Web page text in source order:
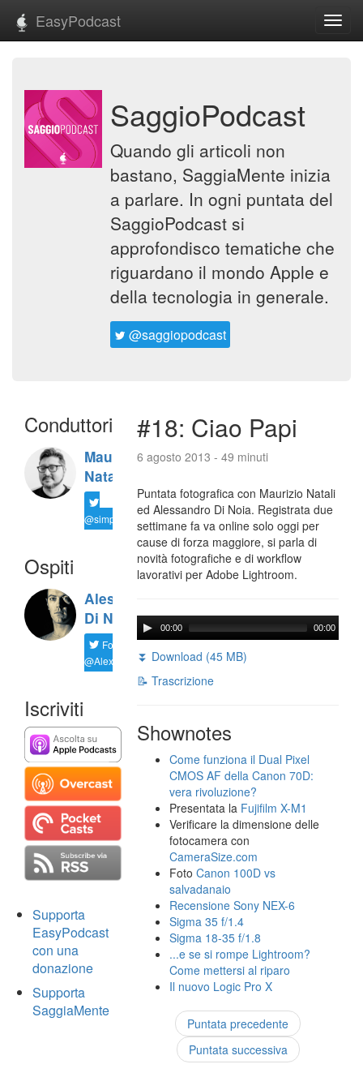
EasyPodcast
SaggioPodcast
Quando gli articoli non
bastano, SaggiaMente inizia
a parlare. In ogni puntata del
SaggioPodcast si
approfondisco tematiche che
riguardano il mondo Apple e
della tecnologia in generale.
@saggiopodcast
Conduttori
Maurizio
Natali
@simplemal
Ospiti
Alessandro
Di Noia
Follow
@AlexD75
Iscriviti
Supporta
EasyPodcast
con una
donazione
Supporta
SaggiaMente
#18: Ciao Papi
6 agosto 2013 - 49 minuti
Puntata fotografica con Maurizio Natali
ed Alessandro Di Noia. Registrata due
settimane fa va online solo oggi per
cause di forza maggiore, si parla di
novità fotografiche e di workflow
lavorativi per Adobe Lightroom.
00:00 00:00
⏬ Download (45 MB)
📝 Trascrizione
Shownotes
Come funziona il Dual Pixel
CMOS AF della Canon 70D:
vera rivoluzione?
Presentata la Fujifilm X-M1
Verificare la dimensione delle
fotocamera con
CameraSize.com
FotoCanon 100D vs
salvadanaio
Recensione Sony NEX-6
Sigma 35 f/1.4
Sigma 18-35 f/1.8
...e se si rompe Lightroom?
Come mettersi al riparo
Il nuovo Logic Pro X
Puntata precedente
Puntata successiva